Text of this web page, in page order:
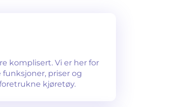
komplisert. Vi er her for
priser og
kjøretøy.